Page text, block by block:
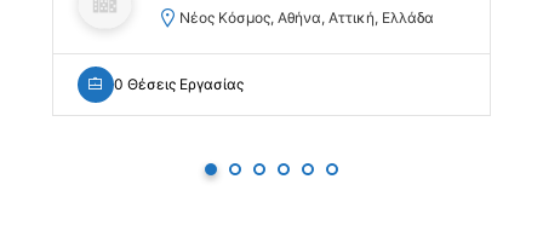
Νέος Κόσμος, Αθήνα, Αττική, Ελλάδα
0 Θέσεις Εργασίας